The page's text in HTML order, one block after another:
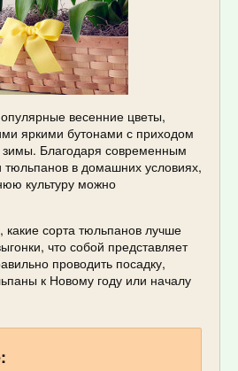
весенние цветы,
яркими бутонами с приходом
зимы. Благодаря современным
тюльпанов в домашних условиях,
культуру можно
какие сорта тюльпанов лучше
что собой представляет
проводить посадку,
к Новому году или началу